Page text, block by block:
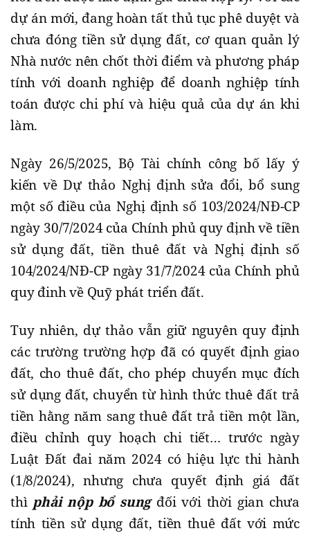
dự án mới, đang hoàn tất thủ tục phê duyệt và
chưa đóng tiền sử dụng đất, cơ quan quản lý
Nhà nước nên chốt thời điểm và phương pháp
tính với doanh nghiệp để doanh nghiệp tính
toán được chi phí và hiệu quả của dự án khi
làm.
Ngày 26/5/2025, Bộ Tài chính công bố lấy ý
kiến về Dự thảo Nghị định sửa đổi, bổ sung
một số điều của Nghị định số 103/2024/NĐ-CP
ngày 30/7/2024 của Chính phủ quy định về tiền
sử dụng đất, tiền thuê đất và Nghị định số
104/2024/NĐ-CP ngày 31/7/2024 của Chính phủ
quy đinh về Quỹ phát triển đất.
Tuy nhiên, dự thảo vẫn giữ nguyên quy định
các trường trường hợp đã có quyết định giao
đất, cho thuê đất, cho phép chuyển mục đích
sử dụng đất, chuyển từ hình thức thuê đất trả
tiền hằng năm sang thuê đất trả tiền một lần,
điều chỉnh quy hoạch chi tiết… trước ngày
Luật Đất đai năm 2024 có hiệu lực thi hành
(1/8/2024), nhưng chưa quyết định giá đất
thì phải nộp bổ sungđối với thời gian chưa
tính tiền sử dụng đất, tiền thuê đất với mức